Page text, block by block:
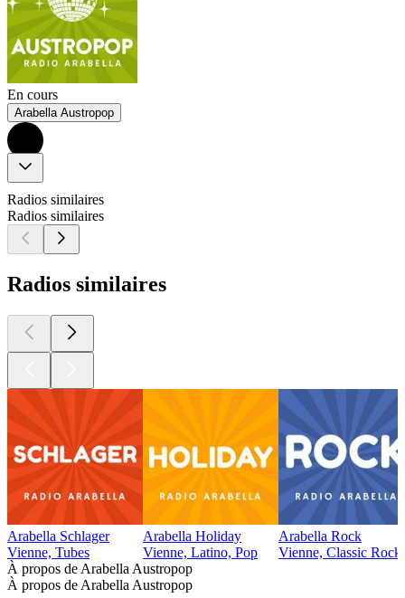
En cours
Arabella Austropop
Radios similaires
Radios similaires
Radios similaires
Arabella Schlager
Vienne, Tubes
Arabella Holiday
Vienne, Latino, Pop
Arabella Rock
Vienne, Classic
À propos de Arabella Austropop
À propos de Arabella Austropop